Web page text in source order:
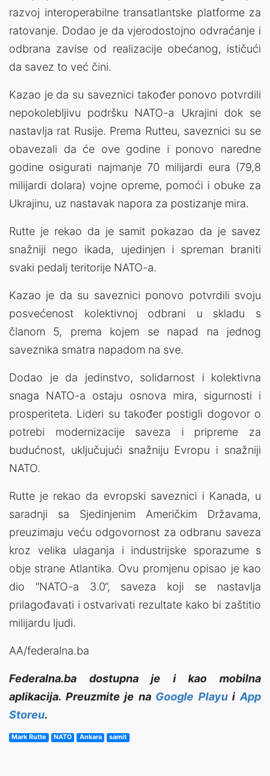
razvoj interoperabilne transatlantske platforme za
ratovanje. Dodao je da vjerodostojno odvraćanje i
odbrana zavise od realizacije obećanog, ističući
da savez to već čini.
Kazao je da su saveznici također ponovo potvrdili
nepokolebljivu podršku NATO-a Ukrajini dok se
nastavlja rat Rusije. Prema Rutteu, saveznici su se
obavezali da će ove godine i ponovo naredne
godine osigurati najmanje 70 milijardi eura (79,8
milijardi dolara) vojne opreme, pomoći i obuke za
Ukrajinu, uz nastavak napora za postizanje mira.
Rutte je rekao da je samit pokazao da je savez
snažniji nego ikada, ujedinjen i spreman braniti
svaki pedalj teritorije NATO-a.
Kazao je da su saveznici ponovo potvrdili svoju
posvećenost kolektivnoj odbrani u skladu s
članom 5, prema kojem se napad na jednog
saveznika smatra napadom na sve.
Dodao je da jedinstvo, solidarnost i kolektivna
snaga NATO-a ostaju osnova mira, sigurnosti i
prosperiteta. Lideri su također postigli dogovor o
potrebi modernizacije saveza i pripreme za
budućnost, uključujući snažniju Evropu i snažniji
NATO.
Rutte je rekao da evropski saveznici i Kanada, u
saradnji sa Sjedinjenim Američkim Državama,
preuzimaju veću odgovornost za odbranu saveza
kroz velika ulaganja i industrijske sporazume s
obje strane Atlantika. Ovu promjenu opisao je kao
dio “NATO-a 3.0“, saveza koji se nastavlja
prilagođavati i ostvarivati rezultate kako bi zaštitio
milijardu ljudi.
AA/federalna.ba
Federalna.ba dostupna je i kao mobilna
aplikacija. Preuzmite je na Google PlayuiApp
Storeu.
Mark Rutte NATO Ankara samit